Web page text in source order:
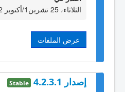
الثلاثاء، 25 تشرين1/أكتوير 2022 14:49
عرض الملفات
إصدار 4.2.3.1 Stable